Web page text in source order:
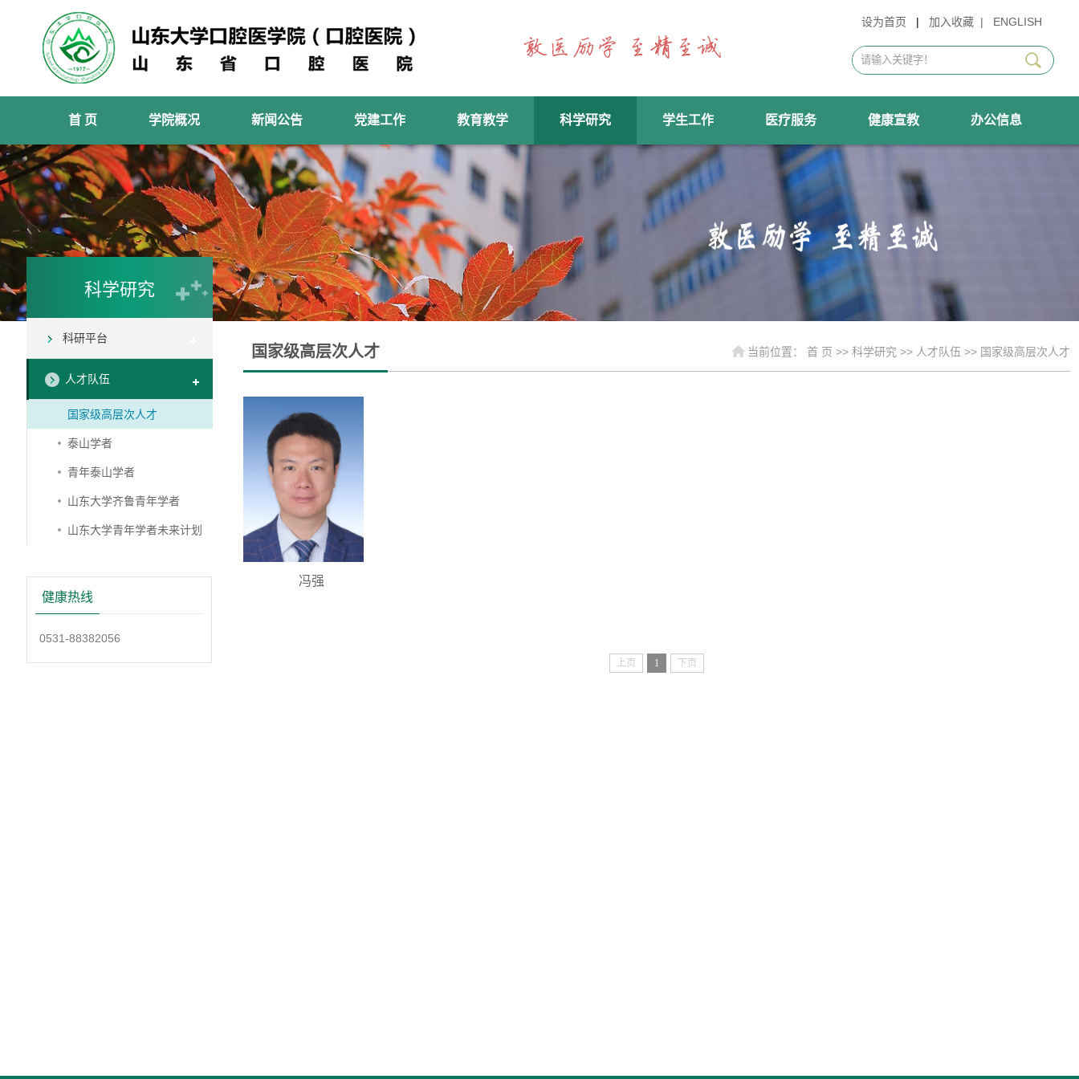
设为首页 | 加入收藏 | ENGLISH
首 页 学院概况 新闻公告 党建工作 教育教学 科学研究 学生工作 医疗服务 健康宣教 办公信息
科学研究
科研平台
人才队伍
国家级高层次人才
泰山学者
青年泰山学者
山东大学齐鲁青年学者
山东大学青年学者未来计划
健康热线
0531-88382056
国家级高层次人才 当前位置： 首 页 >> 科学研究 >> 人才队伍 >> 国家级高层次人才
冯强
上页 1 下页